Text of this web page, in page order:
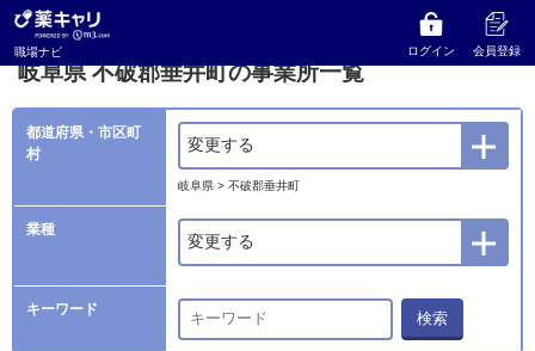
職場ナビ ログイン 会員登録
薬キャリ 職場ナビ 不破郡垂井町の事業所一覧
岐阜県 不破郡垂井町の事業所一覧
都道府県・市区町
村
変更する
岐阜県 > 不破郡垂井町
業種
変更する
キーワード 検索